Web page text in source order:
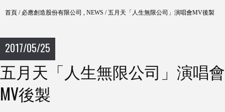
首頁 / 必應創造股份有限公司 , NEWS /五月天「人生無限公司」演唱會MV後製
2017/05/25
五月天「人生無限公司」演唱會
MV後製